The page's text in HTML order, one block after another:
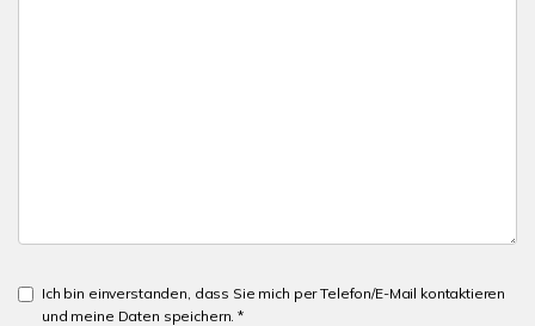
Ich bin einverstanden, dass Sie mich per Telefon/E-Mail kontaktieren
und meine Daten speichern. *